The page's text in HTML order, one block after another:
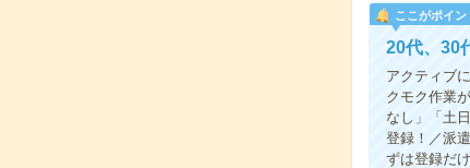
ここがポイン
20代、30
アクティブ
クモク作業
なし」「土
登録！／派
ずは登録だ